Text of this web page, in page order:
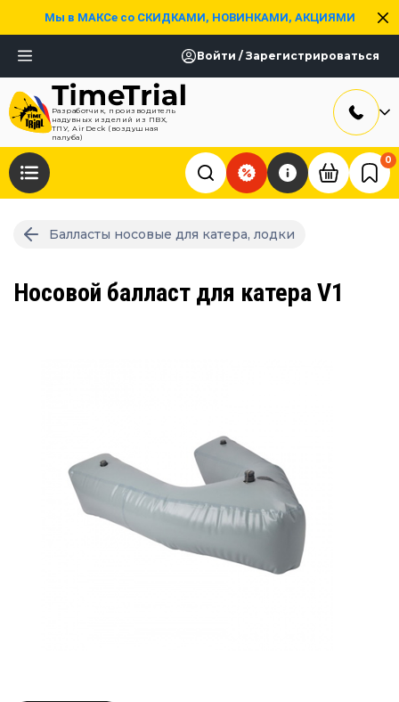
Мы в МАКСе со СКИДКАМИ, НОВИНКАМИ, АКЦИЯМИ
Войти / Зарегистрироваться
Разработчик, производитель
надувных изделий из ПВХ,
ТПУ, AirDeck (воздушная
палуба)
0
Балласты носовые для катера, лодки
Носовой балласт для катера V1